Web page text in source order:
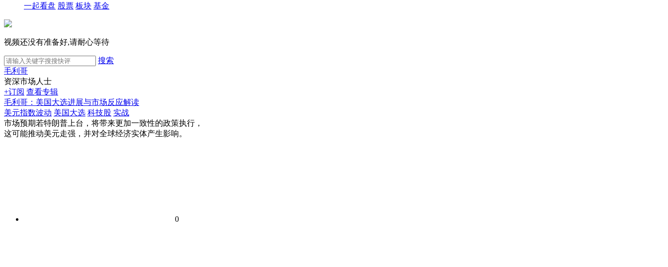
一起看盘 股票 板块 基金
视频还没有准备好,请耐心等待
搜索
毛利哥
资深市场人士
+订阅 查看专辑
毛利哥：美国大选进展与市场反应解读
美元指数波动 美国大选 科技股 实战
市场预期若特朗普上台，将带来更加一致性的政策执行，
这可能推动美元走强，并对全球经济实体产生影响。
0